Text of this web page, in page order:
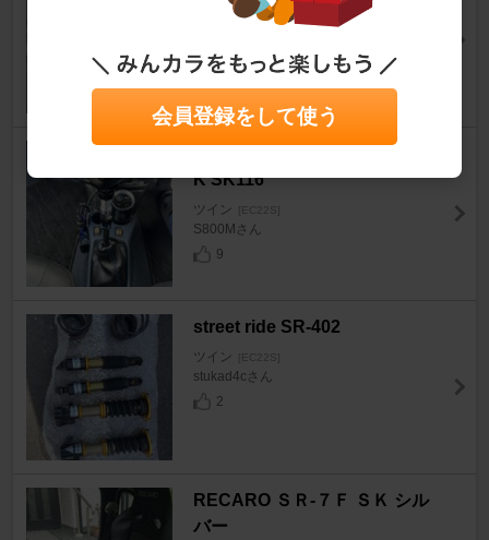
ツイン [EC22S]
なおなお☆０３さん
8
K SK116
ツイン [EC22S]
S800Mさん
9
street ride SR-402
ツイン [EC22S]
stukad4cさん
2
RECARO ＳＲ-７Ｆ ＳＫ シル
バー
会員登録をして使う